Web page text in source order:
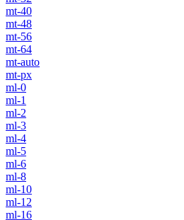
mt-40
mt-48
mt-56
mt-64
mt-auto
mt-px
ml-0
ml-1
ml-2
ml-3
ml-4
ml-5
ml-6
ml-8
ml-10
ml-12
ml-16